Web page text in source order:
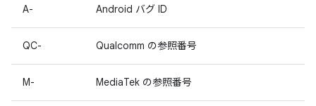
A- Android バグ ID
QC- Qualcomm の参照番号
M- MediaTek の参照番号